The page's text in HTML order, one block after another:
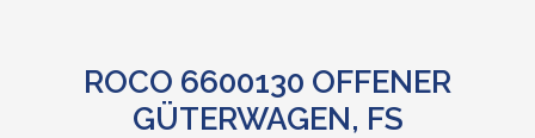
ROCO 6600130 OFFENER
GÜTERWAGEN, FS